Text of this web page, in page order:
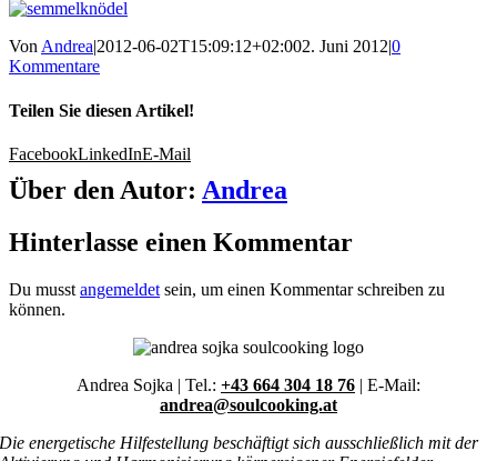
VonAndrea|2012-06-02T15:09:12+02:002. Juni 2012|0
Kommentare
Teilen Sie diesen Artikel!
FacebookLinkedInE-Mail
Über den Autor: Andrea
Hinterlasse einen Kommentar
Du musst angemeldet sein, um einen Kommentar schreiben zu
können.
Andrea Sojka | Tel.: +43 664 304 18 76 | E-Mail:
andrea@soulcooking.at
Die energetische Hilfestellung beschäftigt sich ausschließlich mit der